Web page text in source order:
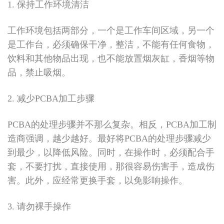
1. 保持工作环境清洁
工作环境包括两部分，一个是工作车间区域，另一个
是工作台，必须确保干净，整洁，不能有任何食物，
饮料和其他物品出现，也不能放置烟灰缸，香烟等物
品，禁止吸烟。
2. 减少PCBA加工步骤
PCBA的处理步骤并不那么复杂。相反，PCBA加工制
造商强调，越少越好。最好将PCBA的处理步骤减少
到最少，以降低风险。同时，在操作时，必须配合手
套，不要打扰，直接使用，那很容易伤害手，造成伤
害。此外，应经常更换手套，以免影响操作。
3. 请勿裸手操作